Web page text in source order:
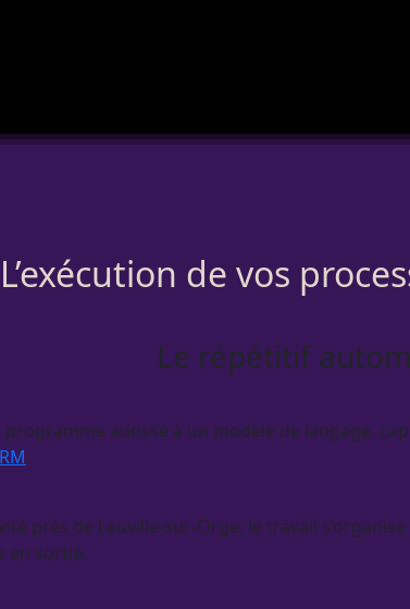
L’exécution de vos
Le répétitif
programme adossé à un modèle de langage,
.
près de Leuville-sur-Orge, le travail
en sortie.